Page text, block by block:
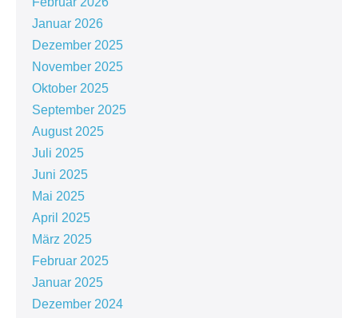
Januar 2026
Dezember 2025
November 2025
Oktober 2025
September 2025
August 2025
Juli 2025
Juni 2025
Mai 2025
April 2025
März 2025
Februar 2025
Januar 2025
Dezember 2024